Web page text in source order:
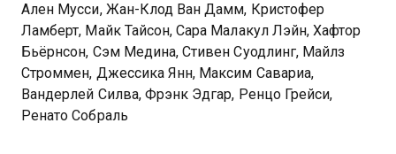
Ален Мусси, Жан-Клод Ван Дамм, Кристофер
Ламберт, Майк Тайсон, Сара Малакул Лэйн, Хафтор
Бьёрнсон, Сэм Медина, Стивен Суодлинг, Майлз
Строммен, Джессика Янн, Максим Савариа,
Вандерлей Силва, Фрэнк Эдгар, Ренцо Грейси,
Ренато Собраль